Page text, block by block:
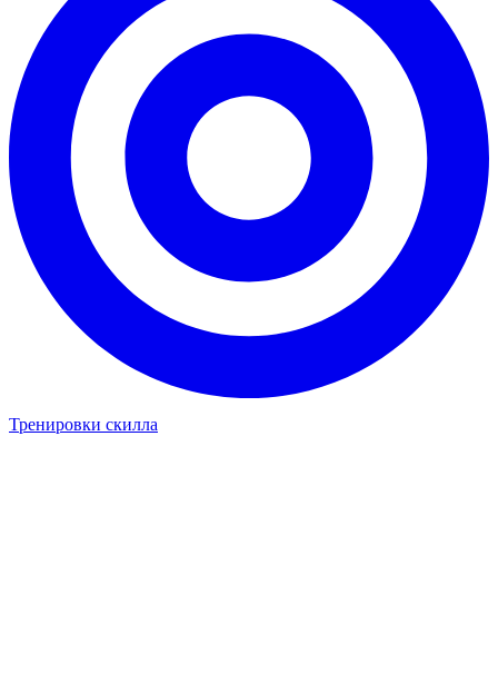
Тренировки скилла